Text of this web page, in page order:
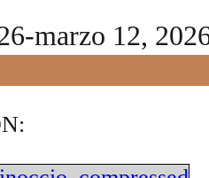
-marzo 12,